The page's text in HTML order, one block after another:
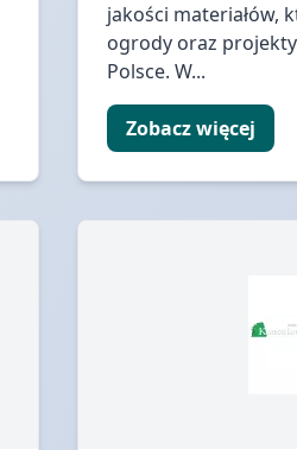
jakości materiałów,
ogrody oraz
Polsce. W...
Zobacz więcej